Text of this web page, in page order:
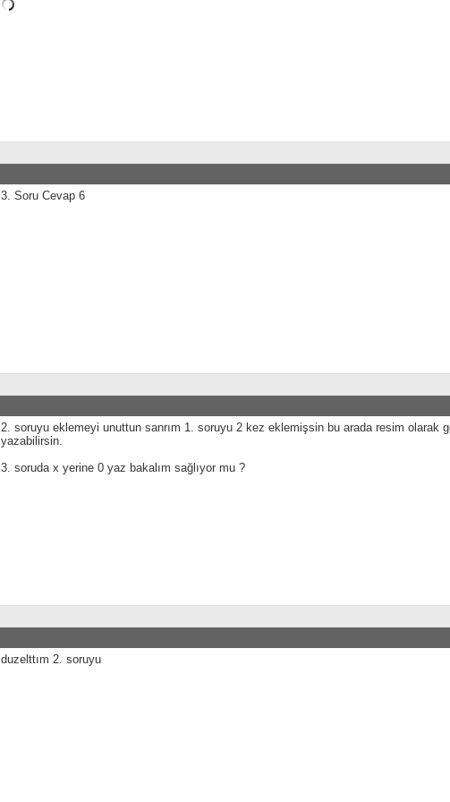
3. Soru Cevap 6
2. soruyu eklemeyi unuttun sanrım 1. soruyu 2 kez eklemişsin bu arada resim olarak
yazabilirsin.
3. soruda x yerine 0 yaz bakalım sağlıyor mu ?
duzelttım 2. soruyu